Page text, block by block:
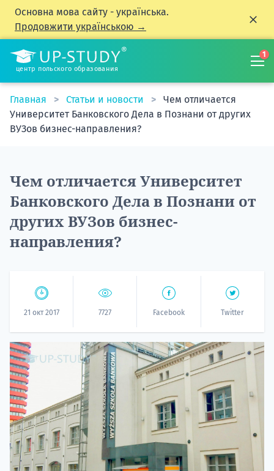
Основна мова сайту - українська.
Продовжити українською →
центр польского образования
1
Главная Статьи и новости
Чем отличается
Университет Банковского Дела в Познани от других
ВУЗов бизнес-направления?
Чем отличается Университет
Банковского Дела в Познани от
других ВУЗов бизнес-
направления?
21 окт 2017 7727 Facebook Twitter
20.09